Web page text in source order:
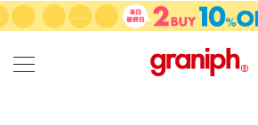
カテゴリーから探す
KIDS
カテゴリ
サイズ